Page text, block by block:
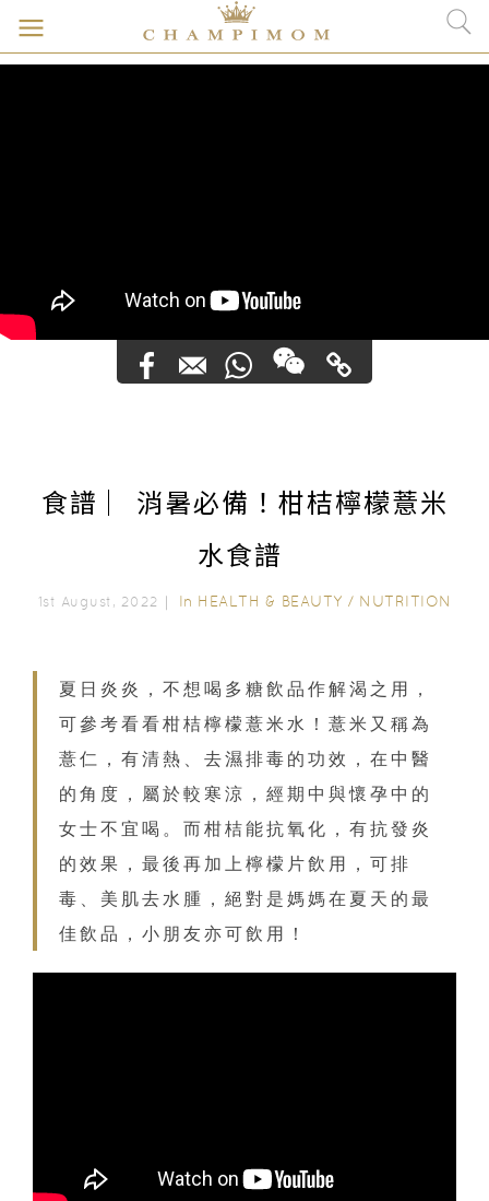
食譜 ︳消暑必備！柑桔檸檬薏米
水食譜
1st August, 2022｜ In HEALTH & BEAUTY / NUTRITION
夏日炎炎，不想喝多糖飲品作解渴之用，
可參考看看柑桔檸檬薏米水！薏米又稱為
薏仁，有清熱、去濕排毒的功效，在中醫
的角度，屬於較寒涼，經期中與懷孕中的
女士不宜喝。而柑桔能抗氧化，有抗發炎
的效果，最後再加上檸檬片飲用，可排
毒、美肌去水腫，絕對是媽媽在夏天的最
佳飲品，小朋友亦可飲用！